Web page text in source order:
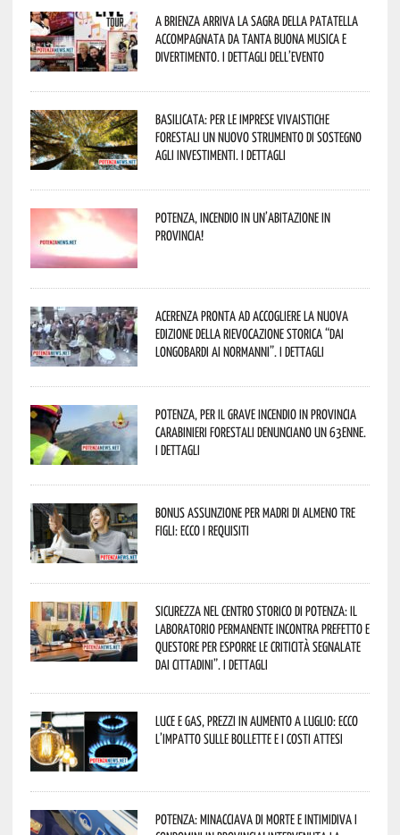
A Brienza arriva la Sagra della Patatella
accompagnata da tanta buona musica e
divertimento. I dettagli dell’evento
Basilicata: per le imprese vivaistiche
forestali un nuovo strumento di sostegno
agli investimenti. I dettagli
Potenza, incendio in un’abitazione in
provincia!
Acerenza pronta ad accogliere la nuova
edizione della rievocazione storica “Dai
Longobardi ai Normanni”. I dettagli
Potenza, per il grave incendio in Provincia
Carabinieri forestali denunciano un 63enne.
I dettagli
Bonus assunzione per madri di almeno tre
figli: ecco i requisiti
Sicurezza nel Centro Storico di Potenza: il
Laboratorio Permanente incontra Prefetto e
Questore per esporre le criticità segnalate
dai cittadini”. I dettagli
Luce e gas, prezzi in aumento a luglio: ecco
l’impatto sulle bollette e i costi attesi
Potenza: minacciava di morte e intimidiva i